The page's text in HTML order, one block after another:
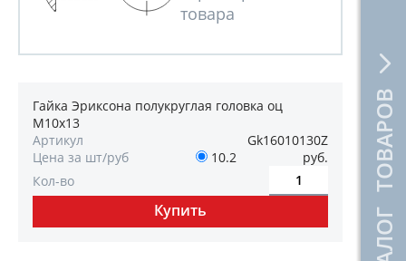
КАТАЛОГ ТОВАРОВ
Гайка Эриксона полукруглая головка оц
М10х13
Артикул
Gk16010130Z
Цена за шт/руб
10.2
руб.
Кол-во